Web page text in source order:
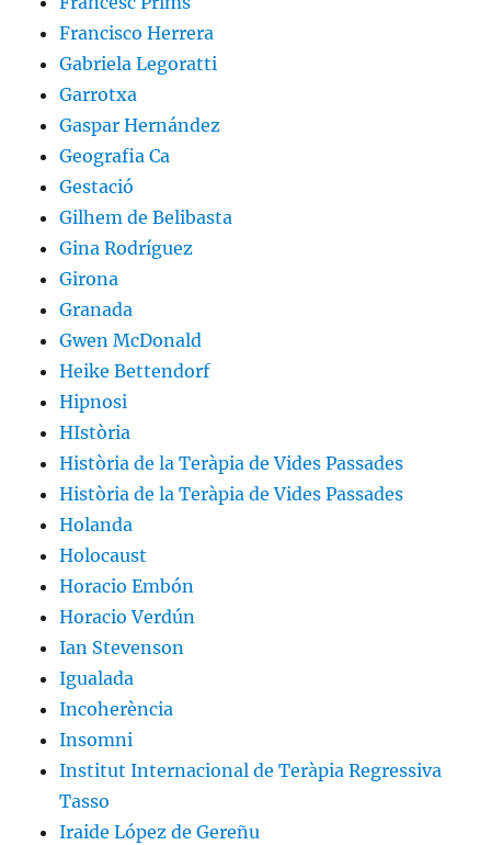
Francisco Herrera
Gabriela Legoratti
Garrotxa
Gaspar Hernández
Geografia Ca
Gestació
Gilhem de Belibasta
Gina Rodríguez
Girona
Granada
Gwen McDonald
Heike Bettendorf
Hipnosi
HIstòria
Història de la Teràpia de Vides Passades
Història de la Teràpia de Vides Passades
Holanda
Holocaust
Horacio Embón
Horacio Verdún
Ian Stevenson
Igualada
Incoherència
Insomni
Institut Internacional de Teràpia Regressiva
Tasso
Iraide López de Gereñu